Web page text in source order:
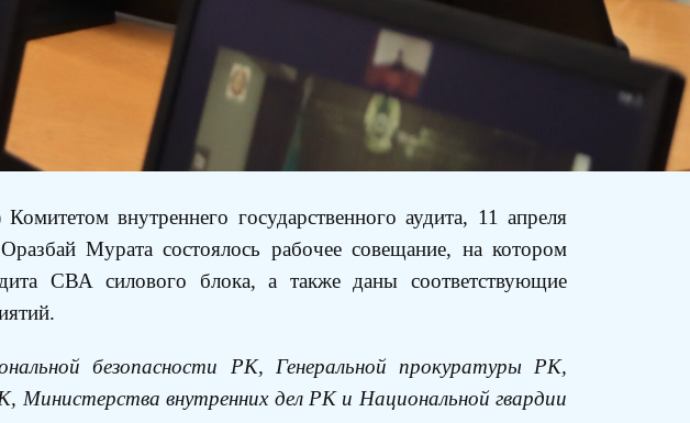
внутреннего государственного аудита, 11 апреля
Мурата состоялось рабочее совещание, на котором
СВА силового блока, а также даны соответствующие
безопасности РК, Генеральной прокуратуры РК,
внутренних дел РК и Национальной гвардии